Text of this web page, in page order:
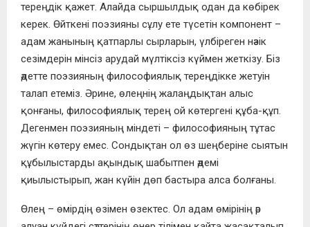
тереңдік қажет. Алайда сыршылдық одан да көбірек
керек. Өйткені поэзияны сұлу ете түсетін компонент –
адам жанының қатпарлы сырларын, үлбіреген нәзік
сезімдерін мінсіз арудай мүлтіксіз күймен жеткізу. Біз
әдетте поэзияның философиялық тереңдікке жетуін
талап етеміз. Әрине, өлеңнің жалаңдықтан алыс
қонғаны, философиялық терең ой көтергені құба-құп.
Дегенмен поэзияның міндеті – философияның тұтас
жүгін көтеру емес. Сондықтан ол өз шеңберіне сыятын
құбылыстарды ақындық шабытпен әдемі
қиылыстырып, жан күйін дөп бастыра алса болғаны.
Өлең – өмірдің өзімен өзектес. Ол адам өмірінің әр